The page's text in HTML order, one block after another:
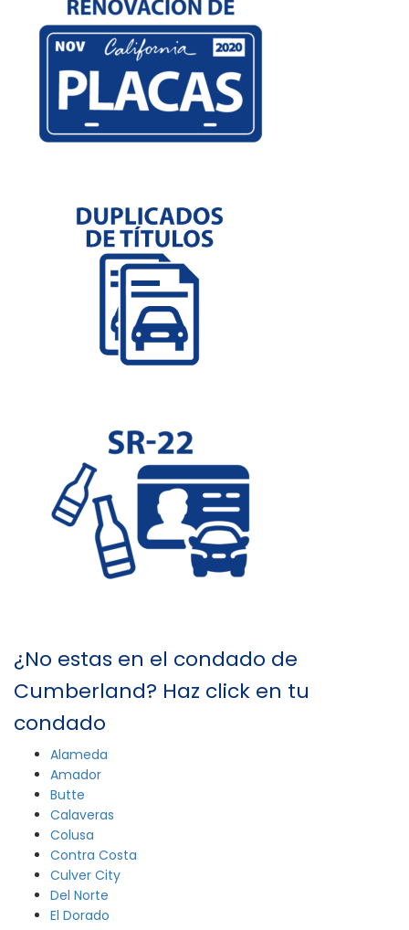
¿No estas en el condado de
Cumberland? Haz click en tu
condado
Alameda
Amador
Butte
Calaveras
Colusa
Contra Costa
Culver City
Del Norte
El Dorado